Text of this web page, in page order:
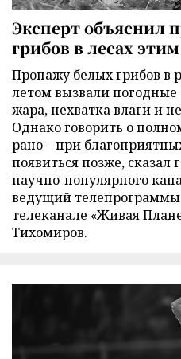
Эксперт объяснил
грибов в лесах
Пропажу белых грибов в
летом вызвали
жара, нехватка влаги и
Однако говорить о
рано – при
появиться позже, сказал
научно-популярного
ведущий телепрограммы
телеканале «Живая
Тихомиров.